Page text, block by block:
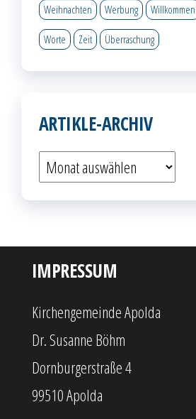
Weihnachten Werbung Willkommen
Worte Zeit Überraschung
ARTIKLE-ARCHIV
Artikle-
IMPRESSUM
Kirchengemeinde Apolda
Dr. Susanne Böhm
Dornburgerstraße 4
99510 Apolda